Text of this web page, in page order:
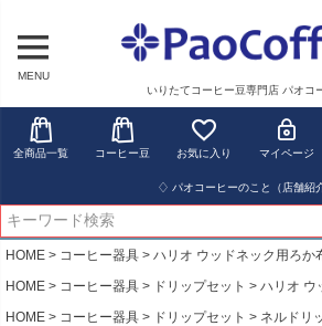
MENU
いりたてコーヒー豆専門店 パオコ
全商品一覧 コーヒー豆 お気に入り マイページ
♢ パオコーヒーのこと（店舗紹介
HOME コーヒー器具
ハリオ ウッドネック用ろか
HOME
コーヒー器具 ドリップセット
ハリオ ウ
HOME
コーヒー器具 ドリップセット
ネルドリ